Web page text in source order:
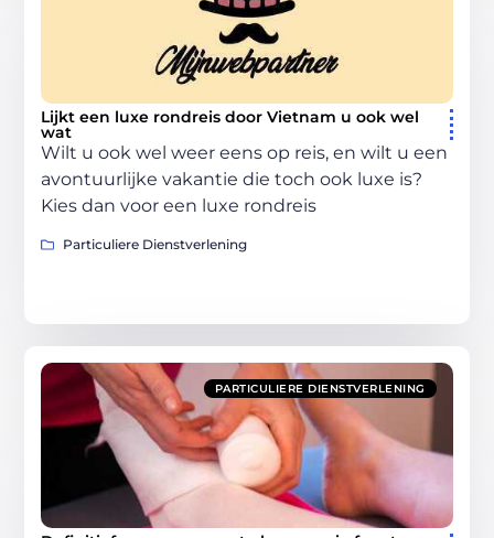
Lijkt een luxe rondreis door Vietnam u ook wel
wat
Wilt u ook wel weer eens op reis, en wilt u een
avontuurlijke vakantie die toch ook luxe is?
Kies dan voor een luxe rondreis
Particuliere Dienstverlening
PARTICULIERE DIENSTVERLENING